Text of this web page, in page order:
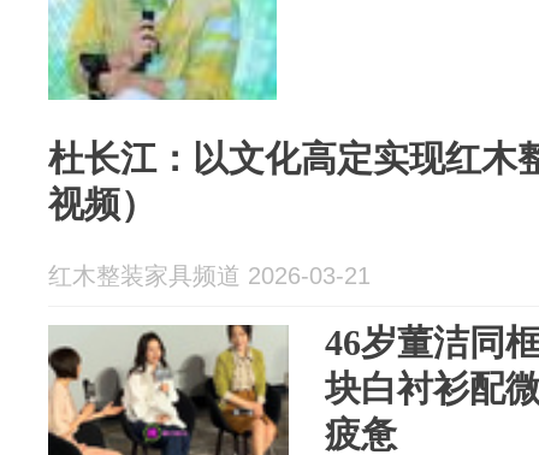
杜长江：以文化高定实现红木
视频）
红木整装家具频道 2026-03-21
46岁董洁同
块白衬衫配
疲惫